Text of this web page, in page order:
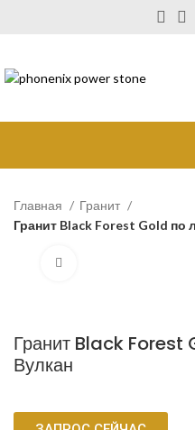
Главная
Гранит
Гранит Black Forest Gold по
Гранит Black Forest
Вулкан